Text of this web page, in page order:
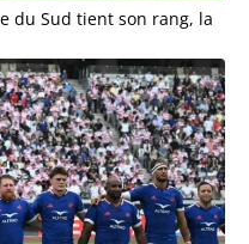
du Sud tient son rang, la